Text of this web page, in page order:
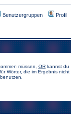
Benutzergruppen Profil
müssen, OR kannst du
für Wörter, die im Ergebnis nicht